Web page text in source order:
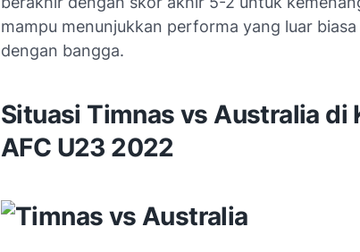
mampu menunjukkan performa yang luar
dengan bangga.
Situasi Timnas vs Australia di
AFC U23 2022